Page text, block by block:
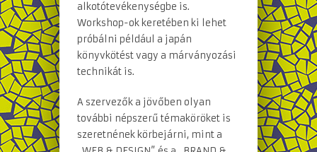
alkotótevékenységbe is.
Workshop-ok keretében ki lehet
próbálni például a japán
könyvkötést vagy a márványozási
technikát is.
A szervezők a jövőben olyan
további népszerű témaköröket is
szeretnének körbejárni, mint a